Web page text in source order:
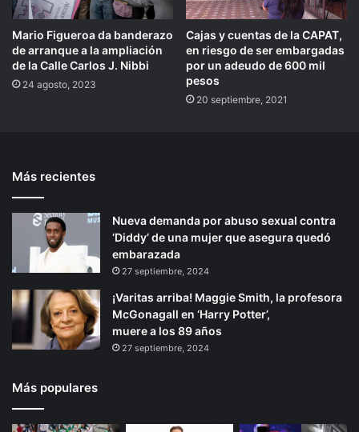
Mario Figueroa da banderazo
de arranque a la ampliación
de la Calle Carlos J. Nibbi
24 agosto, 2023
Cajas y cuentas de la CAPAT,
en riesgo de ser embargadas
por un adeudo de 600 mil
pesos
20 septiembre, 2021
Más recientes
Nueva demanda por abuso sexual contra
‘Diddy’ de una mujer que asegura quedó
embarazada
27 septiembre, 2024
¡Varitas arriba! Maggie Smith, la profesora
McGonagall en ‘Harry Potter’,
muere a los 89 años
27 septiembre, 2024
Más populares